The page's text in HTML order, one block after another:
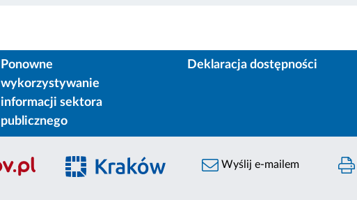
Ponowne
wykorzystywanie
informacji sektora
publicznego
Deklaracja dostępności
Wyślij e-mailem